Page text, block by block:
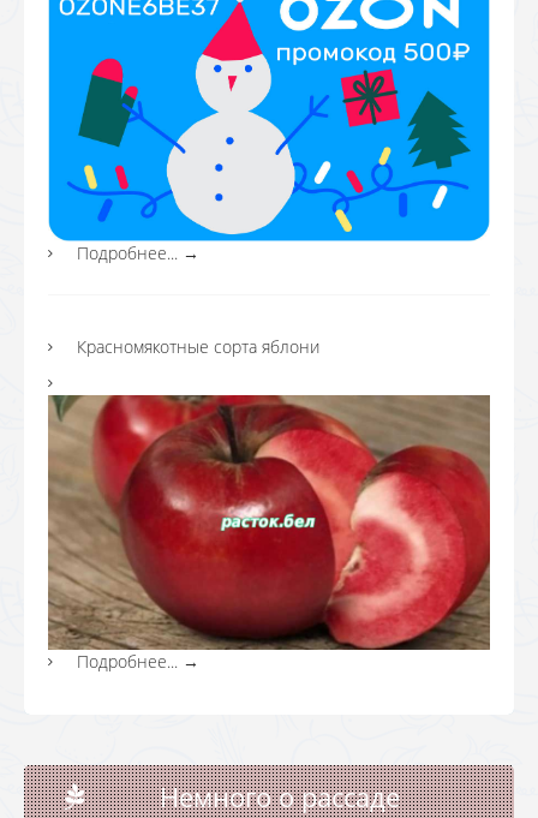
Подробнее... →
Красномякотные сорта яблони
Подробнее... →
Немного о рассаде